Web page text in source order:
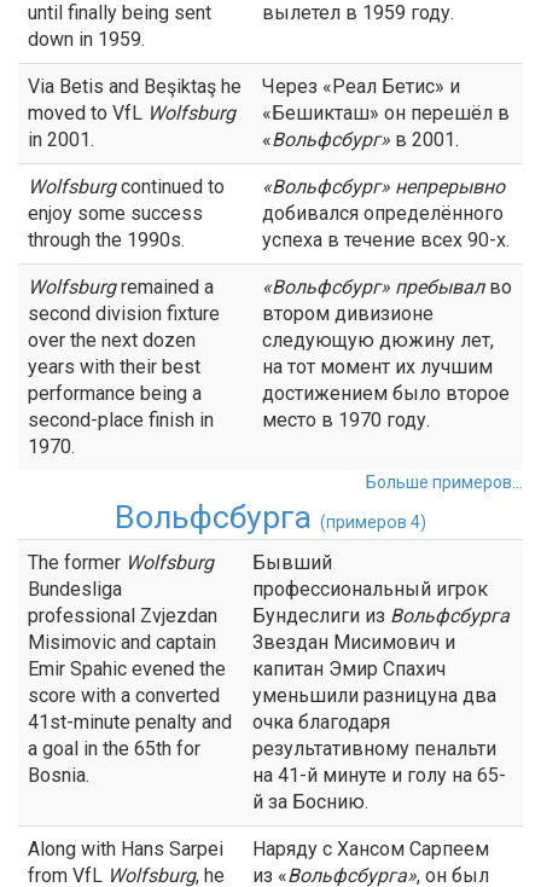
until finally being sent
down in 1959.
вылетел в 1959 году.
Via Betis and Beşiktaş he
moved to VfL Wolfsburg
in 2001.
Через «Реал Бетис» и
«Бешикташ» он перешёл в
«Вольфсбург» в 2001.
Wolfsburgcontinued to
enjoy some success
through the 1990s.
«Вольфсбург» непрерывно
добивался определённого
успеха в течение всех 90-х.
Wolfsburgremained a
second division fixture
over the next dozen
years with their best
performance being a
second-place finish in
1970.
«Вольфсбург» пребывалво
втором дивизионе
следующую дюжину лет,
на тот момент их лучшим
достижением было второе
место в 1970 году.
Больше примеров...
Вольфсбурга (примеров 4)
The former Wolfsburg
Bundesliga
professional Zvjezdan
Misimovic and captain
Emir Spahic evened the
score with a converted
41st-minute penalty and
a goal in the 65th for
Bosnia.
Бывший
профессиональный игрок
Бундеслиги из Вольфсбурга
Звездан Мисимович и
капитан Эмир Спахич
уменьшили разницуна два
очка благодаря
результативному пенальти
на 41-й минуте и голу на 65-
й за Боснию.
Along with Hans Sarpei
from VfL Wolfsburg, he
Наряду с Хансом Сарпеем
из «Вольфсбурга», он был